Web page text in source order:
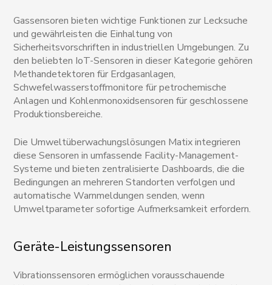
Gassensoren bieten wichtige Funktionen zur Lecksuche
und gewährleisten die Einhaltung von
Sicherheitsvorschriften in industriellen Umgebungen. Zu
den beliebten IoT-Sensoren in dieser Kategorie gehören
Methandetektoren für Erdgasanlagen,
Schwefelwasserstoffmonitore für petrochemische
Anlagen und Kohlenmonoxidsensoren für geschlossene
Produktionsbereiche.
Die Umweltüberwachungslösungen Matix integrieren
diese Sensoren in umfassende Facility-Management-
Systeme und bieten zentralisierte Dashboards, die die
Bedingungen an mehreren Standorten verfolgen und
automatische Warnmeldungen senden, wenn
Umweltparameter sofortige Aufmerksamkeit erfordern.
Geräte-Leistungssensoren
Vibrationssensoren ermöglichen vorausschauende